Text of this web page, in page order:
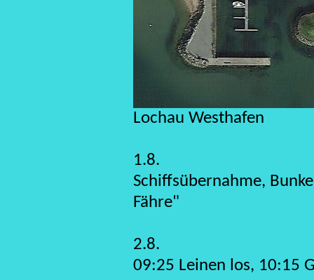
Lochau Westhafen
1.8.
Schiffsübernahme,
Fähre"
2.8.
09:25 Leinen los, 10:15